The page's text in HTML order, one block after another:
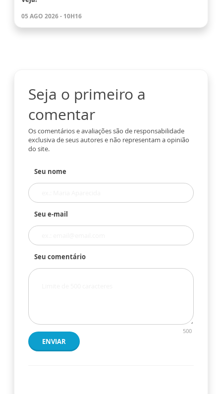
05 AGO 2026 - 10H16
Seja o primeiro a
comentar
Os comentários e avaliações são de responsabilidade
exclusiva de seus autores e não representam a opinião
do site.
Seu nome
Seu e-mail
Seu comentário
500
ENVIAR